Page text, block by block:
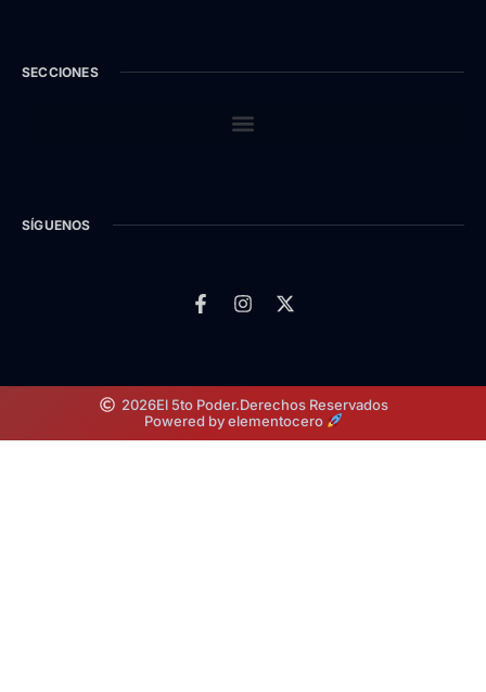
SECCIONES
SÍGUENOS
2026El 5to Poder.Derechos Reservados
Powered by elementocero